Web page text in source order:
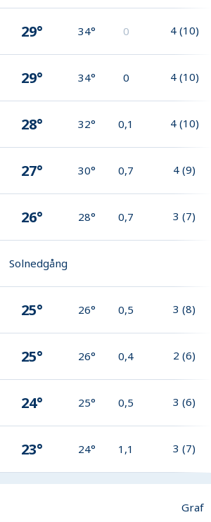
29° 34° 0 4 (10)
29° 34° 0 4 (10)
28° 32° 0,1 4 (10)
27° 30° 0,7 4 (9)
26° 28° 0,7 3 (7)
Solnedgång
25° 26° 0,5 3 (8)
25° 26° 0,4 2 (6)
24° 25° 0,5 3 (6)
23° 24° 1,1 3 (7)
Graf